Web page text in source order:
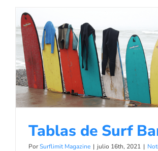
Tablas de Surf
Noticias de Surf
Tablas de Surf
PorSurflimit Magazine | julio 16th, 2021 |